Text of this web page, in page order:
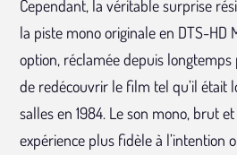
Cependant, la véritable surprise
la piste mono originale en DTS-HD
option, réclamée depuis
de redécouvrir le film tel qu’il était
salles en 1984. Le son mono, brut
expérience plus fidèle à l’intention